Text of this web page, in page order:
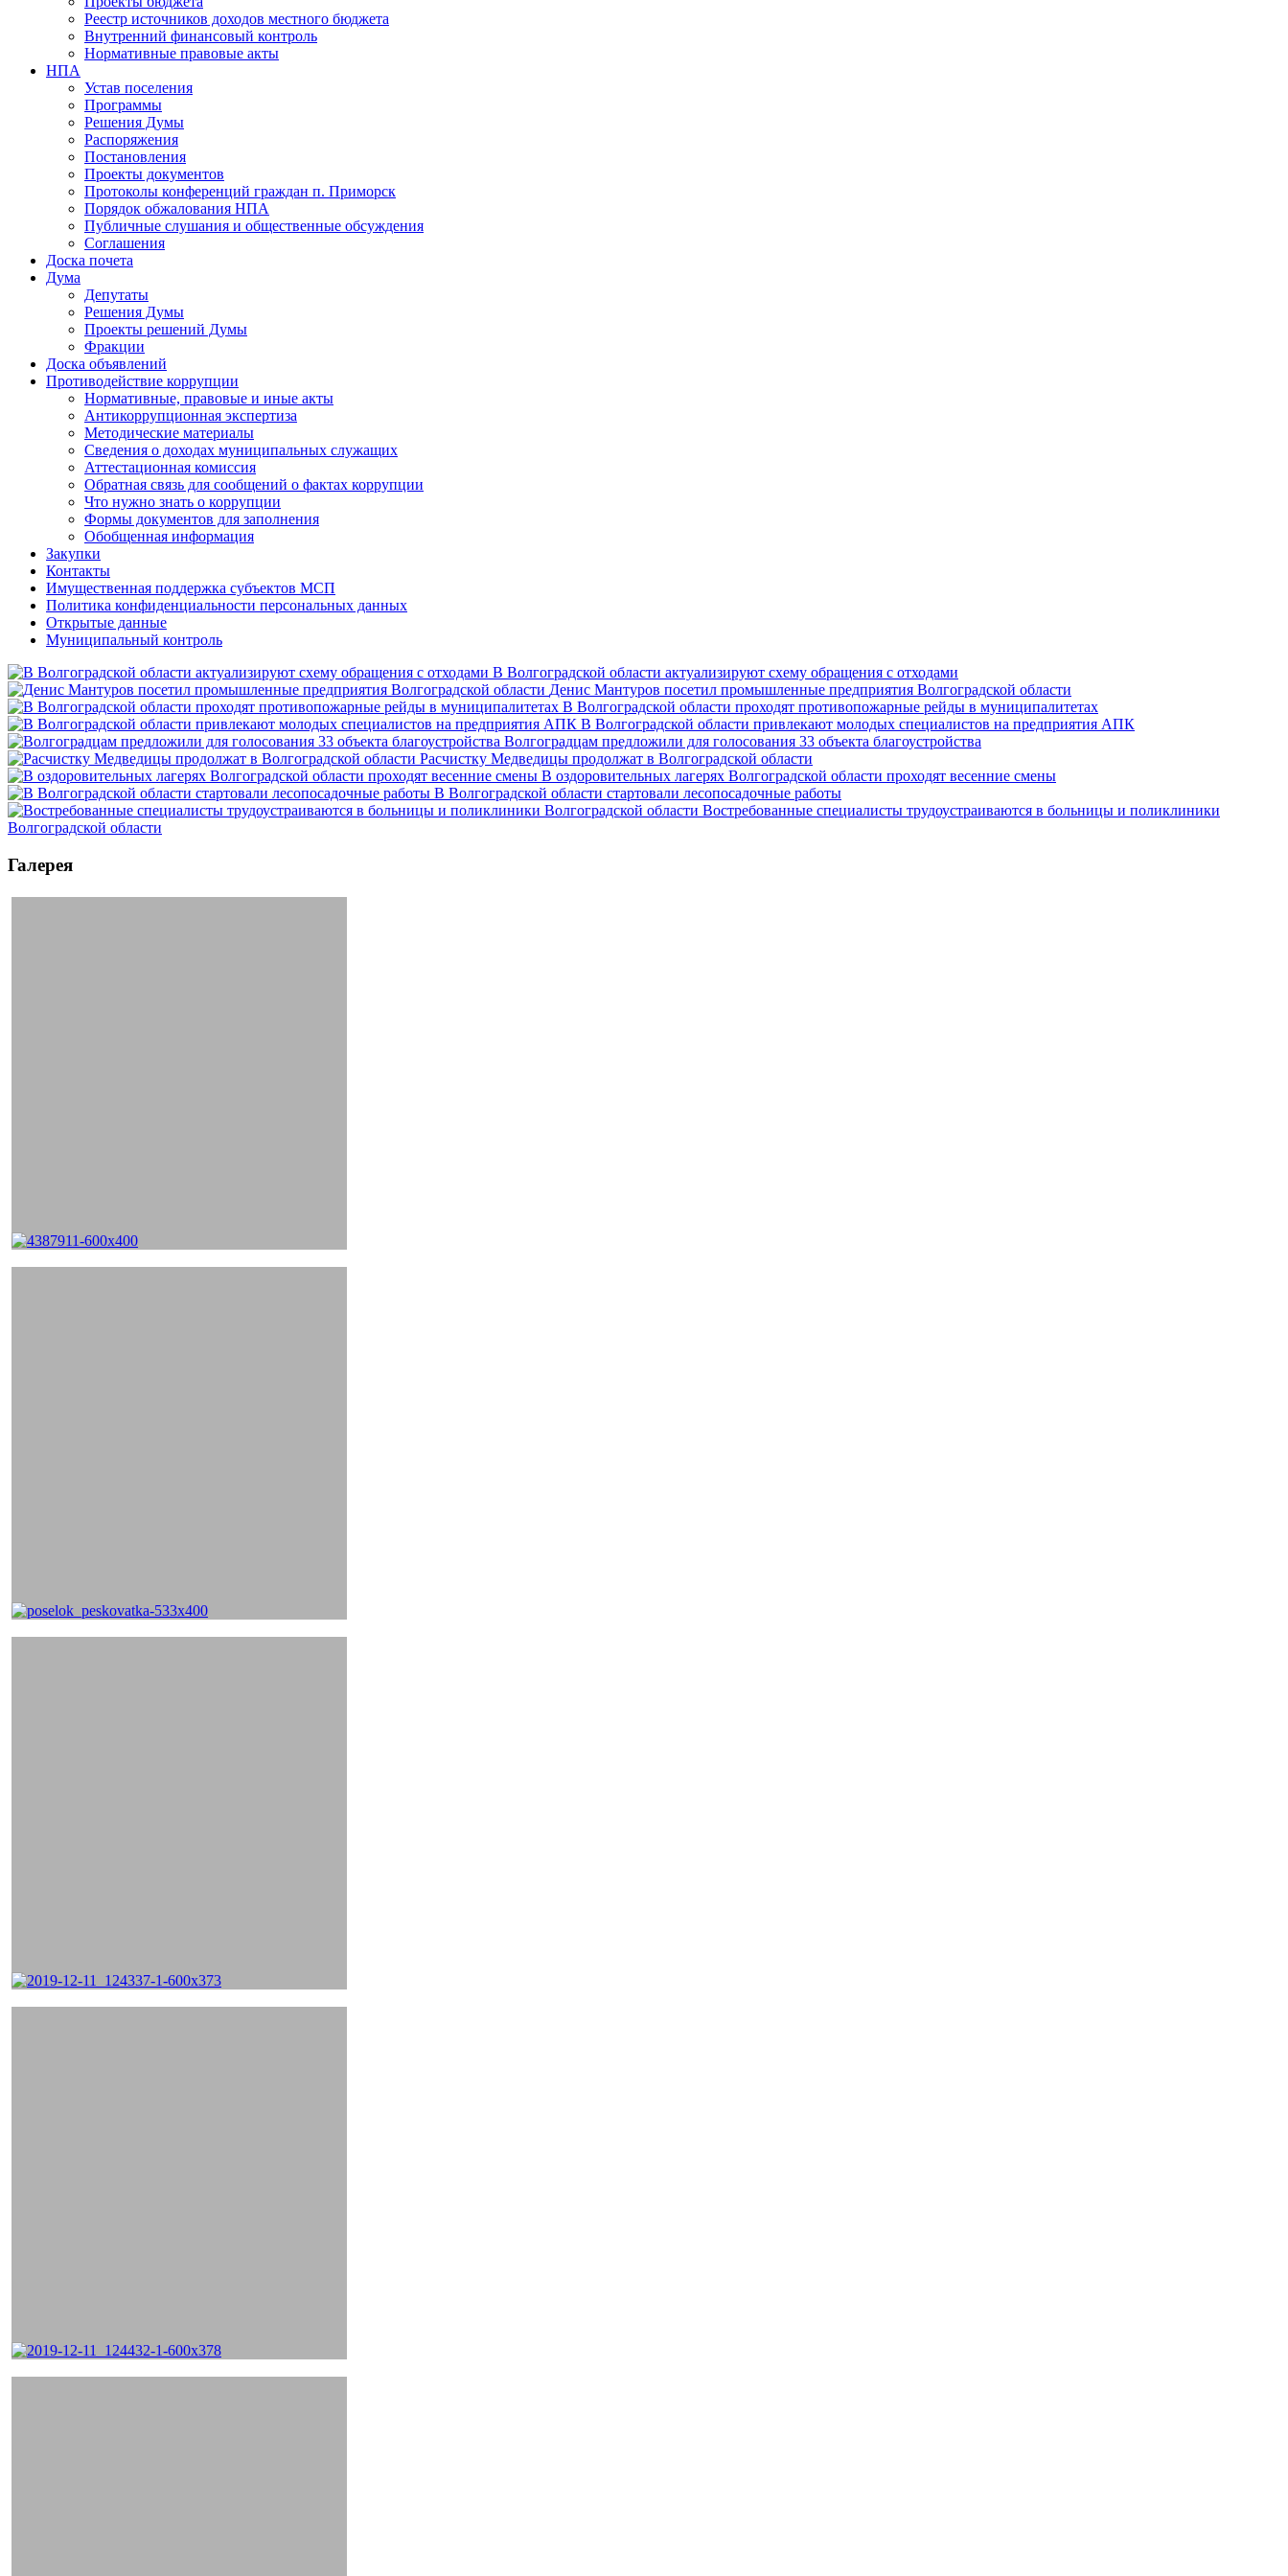
Реестр источников доходов местного бюджета
Внутренний финансовый контроль
Нормативные правовые акты
НПА
Устав поселения
Программы
Решения Думы
Распоряжения
Постановления
Проекты документов
Протоколы конференций граждан п. Приморск
Порядок обжалования НПА
Публичные слушания и общественные обсуждения
Соглашения
Доска почета
Дума
Депутаты
Решения Думы
Проекты решений Думы
Фракции
Доска объявлений
Противодействие коррупции
Нормативные, правовые и иные акты
Антикоррупционная экспертиза
Методические материалы
Сведения о доходах муниципальных служащих
Аттестационная комиссия
Обратная связь для сообщений о фактах коррупции
Что нужно знать о коррупции
Формы документов для заполнения
Обобщенная информация
Закупки
Контакты
Имущественная поддержка субъектов МСП
Политика конфиденциальности персональных данных
Открытые данные
Муниципальный контроль
В Волгоградской области актуализируют схему обращения с отходами
Денис Мантуров посетил промышленные предприятия Волгоградской области
В Волгоградской области проходят противопожарные рейды в муниципалитетах
В Волгоградской области привлекают молодых специалистов на предприятия АПК
Волгоградцам предложили для голосования 33 объекта благоустройства
Расчистку Медведицы продолжат в Волгоградской области
В оздоровительных лагерях Волгоградской области проходят весенние смены
В Волгоградской области стартовали лесопосадочные работы
Востребованные специалисты трудоустраиваются в больницы и поликлиники
Волгоградской области
Галерея